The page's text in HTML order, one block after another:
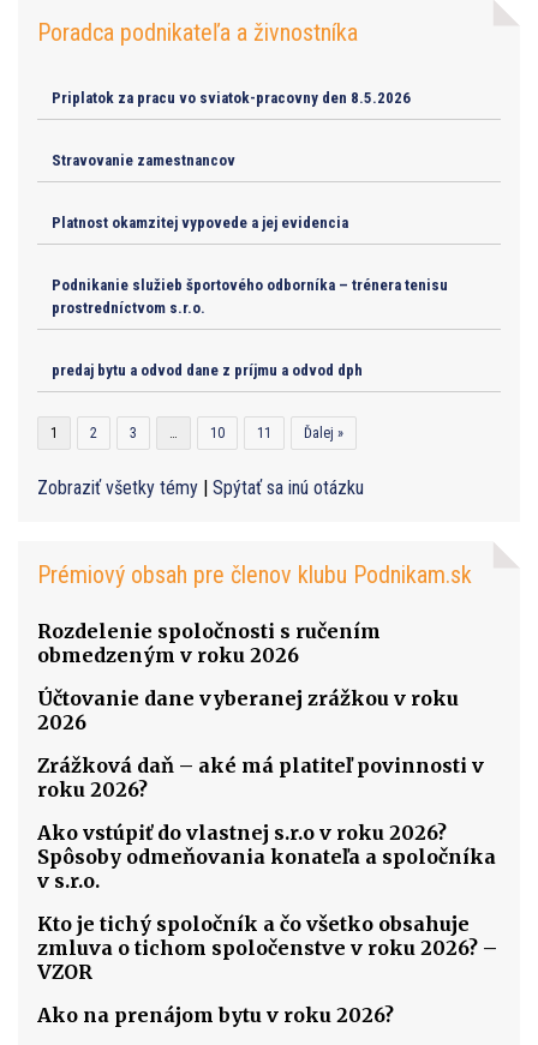
Poradca podnikateľa a živnostníka
Priplatok za pracu vo sviatok-pracovny den 8.5.2026
Stravovanie zamestnancov
Platnost okamzitej vypovede a jej evidencia
Podnikanie služieb športového odborníka – trénera tenisu
prostredníctvom s.r.o.
predaj bytu a odvod dane z príjmu a odvod dph
1 2 3 … 10 11 Ďalej »
Zobraziť všetky témy Spýtať sa inú otázku
Prémiový obsah pre členov klubu Podnikam.sk
Rozdelenie spoločnosti s ručením
obmedzeným v roku 2026
Účtovanie dane vyberanej zrážkou v roku
2026
Zrážková daň – aké má platiteľ povinnosti v
roku 2026?
Ako vstúpiť do vlastnej s.r.o v roku 2026?
Spôsoby odmeňovania konateľa a spoločníka
v s.r.o.
Kto je tichý spoločník a čo všetko obsahuje
zmluva o tichom spoločenstve v roku 2026? –
VZOR
Ako na prenájom bytu v roku 2026?